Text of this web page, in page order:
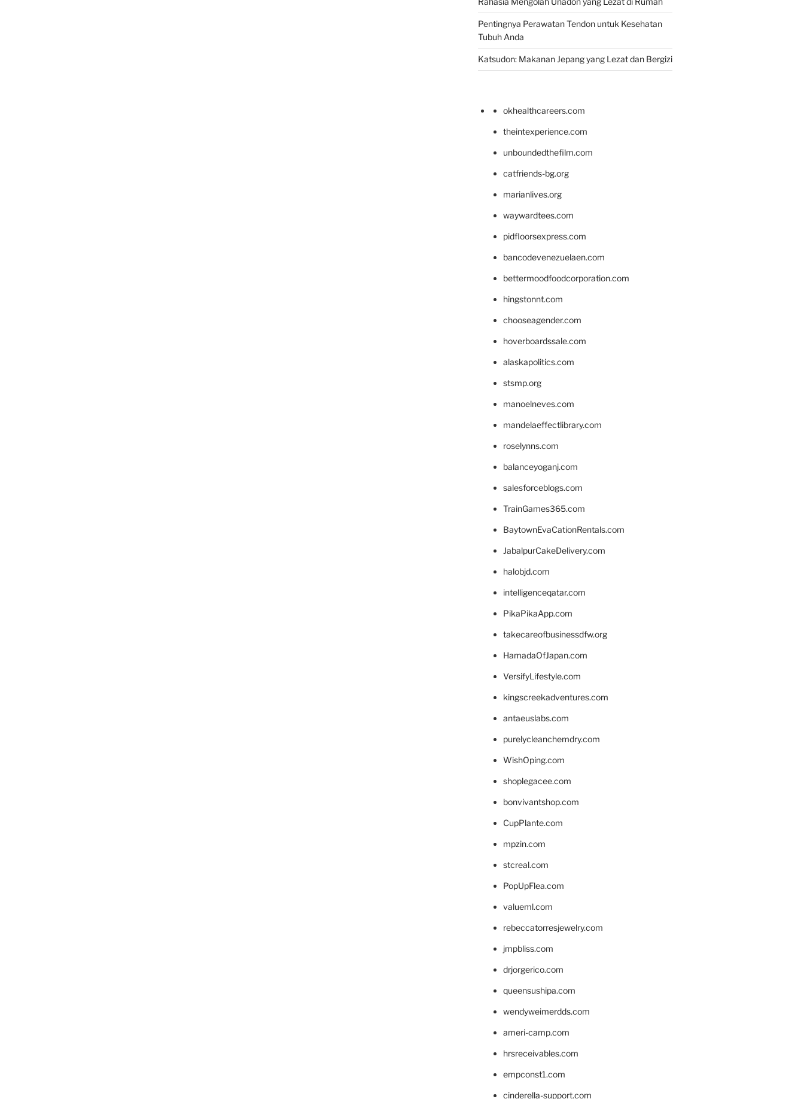
Pentingnya Perawatan Tendon untuk Kesehatan
Tubuh Anda
Katsudon: Makanan Jepang yang Lezat dan Bergizi
okhealthcareers.com
theintexperience.com
unboundedthefilm.com
catfriends-bg.org
marianlives.org
waywardtees.com
pidfloorsexpress.com
bancodevenezuelaen.com
bettermoodfoodcorporation.com
hingstonnt.com
chooseagender.com
hoverboardssale.com
alaskapolitics.com
stsmp.org
manoelneves.com
mandelaeffectlibrary.com
roselynns.com
balanceyoganj.com
salesforceblogs.com
TrainGames365.com
BaytownEvaCationRentals.com
JabalpurCakeDelivery.com
halobjd.com
intelligenceqatar.com
PikaPikaApp.com
takecareofbusinessdfw.org
HamadaOfJapan.com
VersifyLifestyle.com
kingscreekadventures.com
antaeuslabs.com
purelycleanchemdry.com
WishOping.com
shoplegacee.com
bonvivantshop.com
CupPlante.com
mpzin.com
stcreal.com
PopUpFlea.com
valueml.com
rebeccatorresjewelry.com
jmpbliss.com
drjorgerico.com
queensushipa.com
wendyweimerdds.com
ameri-camp.com
hrsreceivables.com
empconst1.com
cinderella-support.com